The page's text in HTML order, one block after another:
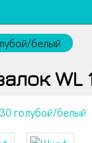
белый
WL